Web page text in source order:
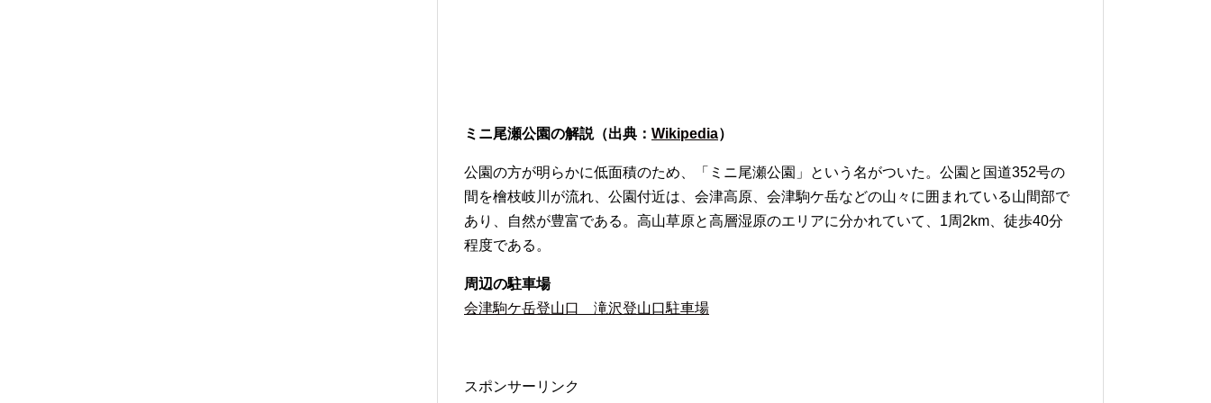
ミニ尾瀬公園の解説（出典： Wikipedia）
公園の方が明らかに低面積のため、「ミニ尾瀬公園」という名がついた。公園と国道352号の
間を檜枝岐川が流れ、公園付近は、会津高原、会津駒ケ岳などの山々に囲まれている山間部で
あり、自然が豊富である。高山草原と高層湿原のエリアに分かれていて、1周2km、徒歩40分
程度である。
周辺の駐車場
会津駒ケ岳登山口 滝沢登山口駐車場
スポンサーリンク